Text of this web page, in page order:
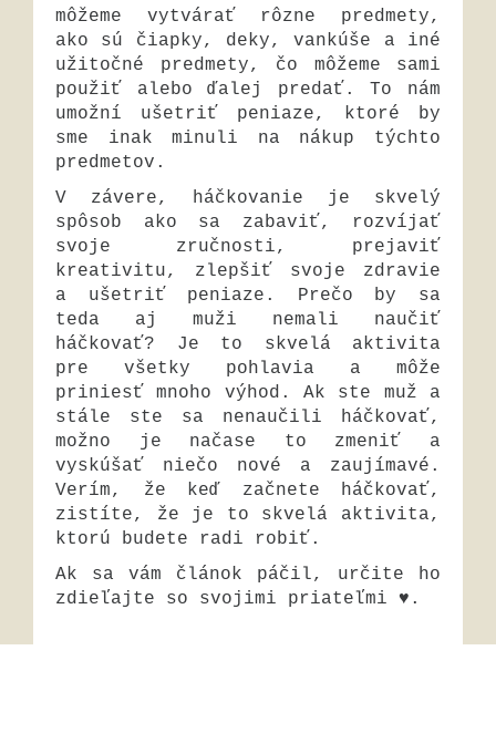
môžeme vytvárať rôzne predmety,
ako sú čiapky, deky, vankúše a iné
užitočné predmety, čo môžeme sami
použiť alebo ďalej predať. To nám
umožní ušetriť peniaze, ktoré by
sme inak minuli na nákup týchto
predmetov.
V závere, háčkovanie je skvelý
spôsob ako sa zabaviť, rozvíjať
svoje zručnosti, prejaviť
kreativitu, zlepšiť svoje zdravie
a ušetriť peniaze. Prečo by sa
teda aj muži nemali naučiť
háčkovať? Je to skvelá aktivita
pre všetky pohlavia a môže
priniesť mnoho výhod. Ak ste muž a
stále ste sa nenaučili háčkovať,
možno je načase to zmeniť a
vyskúšať niečo nové a zaujímavé.
Verím, že keď začnete háčkovať,
zistíte, že je to skvelá aktivita,
ktorú budete radi robiť.
Ak sa vám článok páčil, určite ho
zdieľajte so svojimi priateľmi ♥.